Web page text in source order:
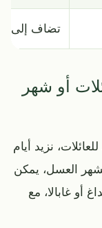
تضاف إلى
أو شهر
للعائلات، نزيد أيام
لشهر العسل، يمكن
أو غابالا، مع